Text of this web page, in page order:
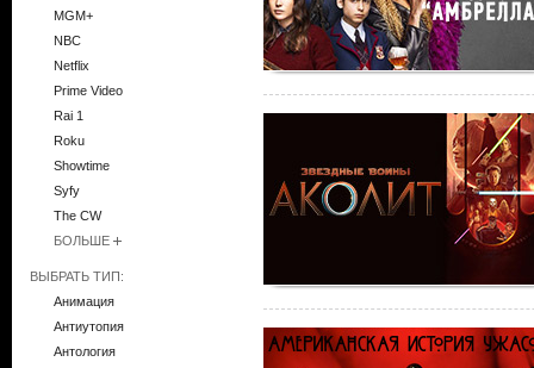
MGM+
NBC
Netflix
Prime Video
Rai 1
Roku
Showtime
Syfy
The CW
БОЛЬШЕ
ВЫБРАТЬ ТИП:
Анимация
Антиутопия
Антология